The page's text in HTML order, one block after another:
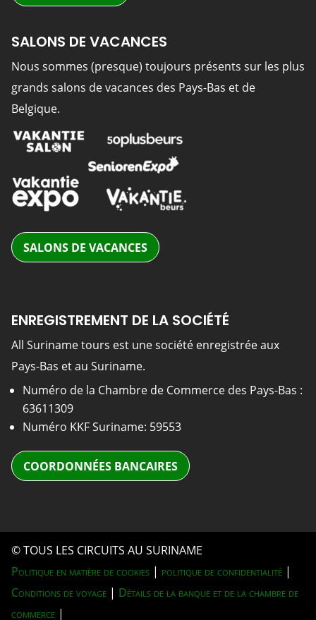
SALONS DE VACANCES
Nous sommes (presque) toujours présents sur les plus
grands salons de vacances des Pays-Bas et de
Belgique.
SALONS DE VACANCES
ENREGISTREMENT DE LA SOCIÉTÉ
All Suriname tours est une société enregistrée aux
Pays-Bas et au Suriname.
Numéro de la Chambre de Commerce des Pays-Bas :
63611309
Numéro KKF Suriname: 59553
COORDONNÉES BANCAIRES
© TOUS LES CIRCUITS AU SURINAME
Politique en matière de cookies| politique de confidentialité|
Conditions de voyage| Détails de la banque et de la chambre de
commerce|